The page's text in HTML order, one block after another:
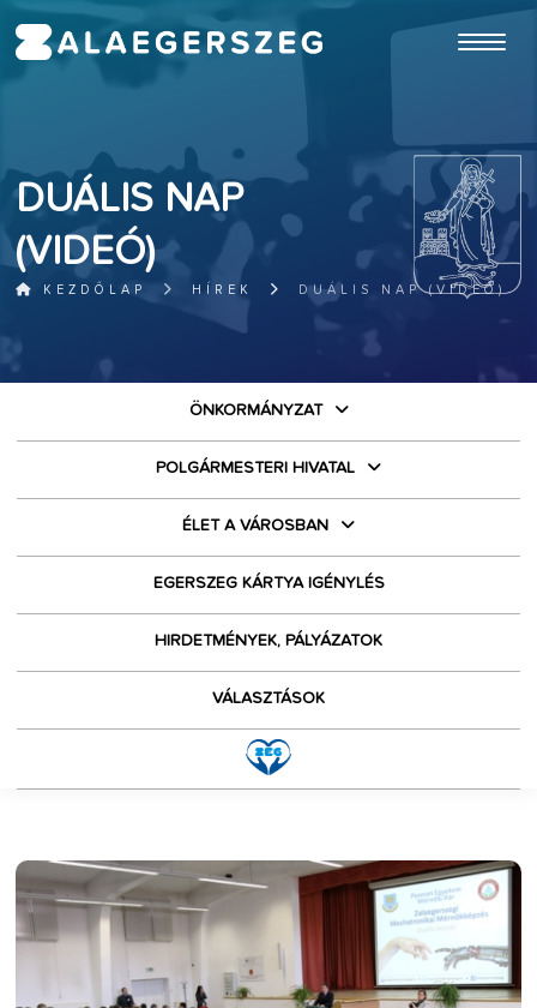
ugrás a fő tartalomhoz
DUÁLIS NAP
(VIDEÓ)
KEZDŐLAP HÍREK DUÁLIS NAP (VIDEÓ)
ÖNKORMÁNYZAT
POLGÁRMESTERI HIVATAL
ÉLET A VÁROSBAN
EGERSZEG KÁRTYA IGÉNYLÉS
HIRDETMÉNYEK, PÁLYÁZATOK
VÁLASZTÁSOK